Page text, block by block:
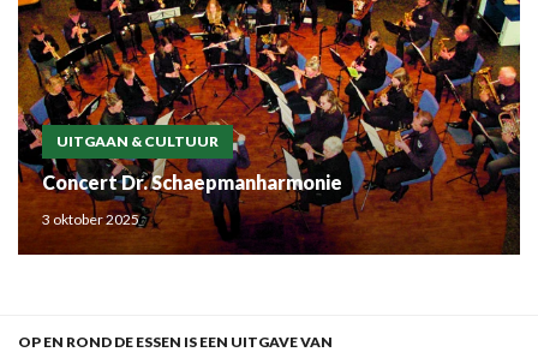
UITGAAN & CULTUUR
Concert Dr. Schaepmanharmonie
3 oktober 2025
OP EN ROND DE ESSEN IS EEN UITGAVE VAN